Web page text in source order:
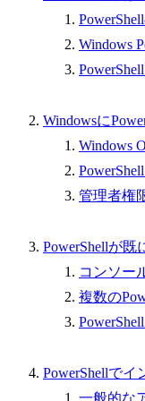
Windows
Windowsに
Windows
管理者権
PowerShellが
コンソー
複数の
PowerShellで
一般的な